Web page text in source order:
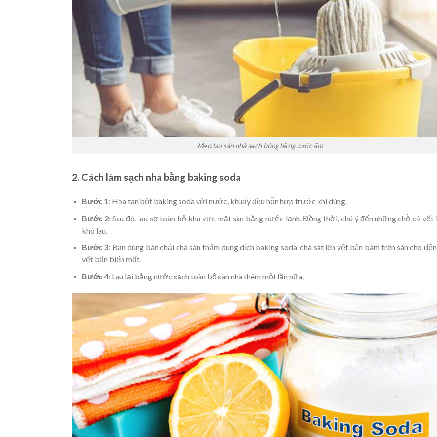
Mẹo lau sàn nhà sạch bóng bằng nước ấm
2. Cách làm sạch nhà bằng baking soda
Bước 1: Hòa tan bột baking soda với nước, khuấy đều hỗn hợp trước khi dùng.
Bước 2: Sau đó, lau sơ toàn bộ khu vực mặt sàn bằng nước lạnh. Đồng thời, chú ý đến những chỗ có vết
khó lau.
Bước 3: Bạn dùng bàn chải chà sàn thấm dung dịch baking soda, chà sát lên vết bẩn bám trên sàn cho
vết bẩn biến mất.
Bước 4: Lau lại bằng nước sạch toàn bộ sàn nhà thêm một lần nữa.